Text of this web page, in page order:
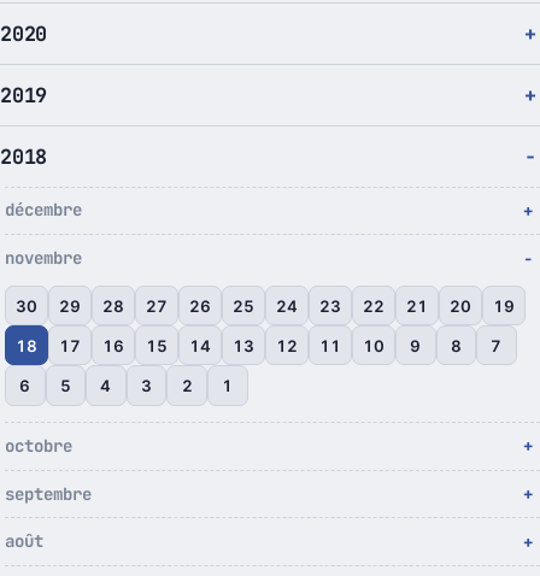
2020
2019
2018
décembre
novembre
30 29 28 27 26 25 24 23 22 21 20 19
18 17 16 15 14 13 12 11 10 9 8 7
6 5 4 3 2 1
octobre
septembre
août